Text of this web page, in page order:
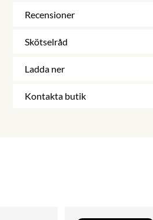
Recensioner
Skötselråd
Ladda ner
Kontakta butik